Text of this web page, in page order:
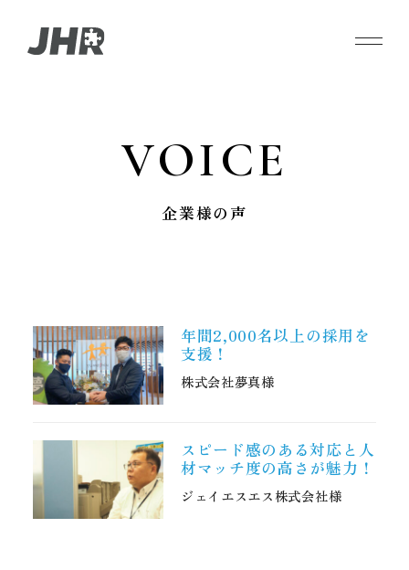
VOICE
企業様の声
年間2,000名以上の採用を
支援！
株式会社夢真様
スピード感のある対応と人
材マッチ度の高さが魅力！
ジェイエスエス株式会社様
企業様の声
ABOUT
私たちについて
COMPANY PROFILE